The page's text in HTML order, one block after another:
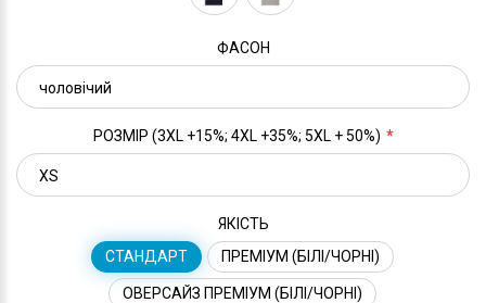
ФАСОН
РОЗМІР (3XL +15%; 4XL +35%; 5XL + 50%)
ЯКІСТЬ
СТАНДАРТ
ПРЕМІУМ (БІЛІ/ЧОРНІ)
ОВЕРСАЙЗ ПРЕМІУМ (БІЛІ/ЧОРНІ)